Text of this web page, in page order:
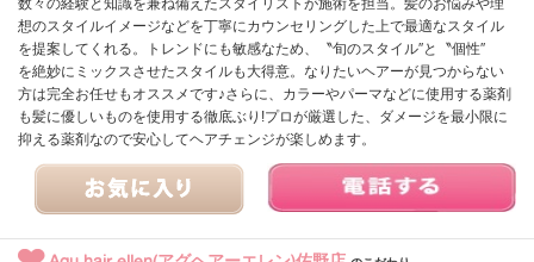
数々の経験と知識を兼ね備えたスタイリストが施術を担当。髪のお悩みや理
想のスタイルイメージなどを丁寧にカウンセリングした上で最適なスタイル
を提案してくれる。トレンドにも敏感なため、〝旬のスタイル″と〝個性″
を絶妙にミックスさせたスタイルも大得意。なりたいヘアーが見つからない
方は完全お任せもオススメです♪さらに、カラーやパーマなどに使用する薬剤
も髪に優しいものを使用する徹底ぶり!プロが厳選した、ダメージを最小限に
抑える薬剤なので安心してヘアチェンジが楽しめます。